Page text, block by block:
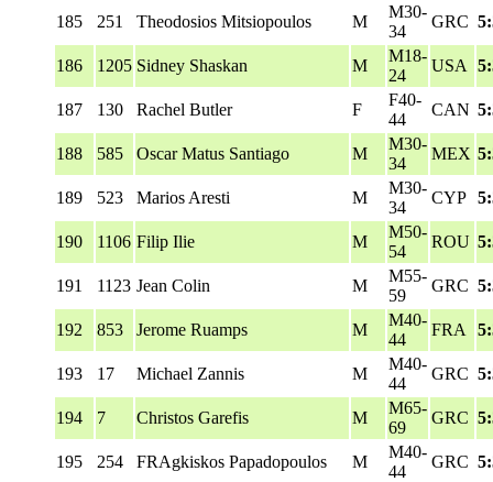
185 251 Theodosios Mitsiopoulos M
M30-
34
GRC
186 1205 Sidney Shaskan M
M18-
24
USA
187 130 Rachel Butler F
F40-
44
CAN
188 585 Oscar Matus Santiago M
M30-
34
MEX
189 523 Marios Aresti M
M30-
34
CYP
190 1106 Filip Ilie M
M50-
54
ROU
191 1123 Jean Colin M
M55-
59
GRC
192 853 Jerome Ruamps M
M40-
44
FRA
193 17 Michael Zannis M
M40-
44
GRC
194 7 Christos Garefis M
M65-
69
GRC
195 254 FRAgkiskos Papadopoulos M
M40-
44
GRC